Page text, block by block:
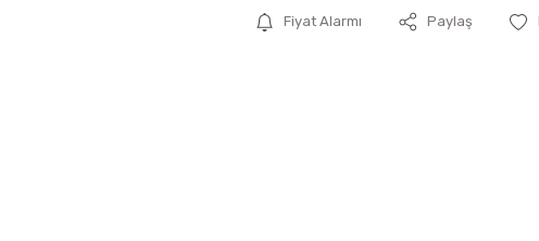
Fiyat Alarmı Paylaş